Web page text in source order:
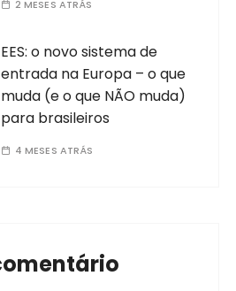
2 MESES ATRÁS
EES: o novo sistema de
entrada na Europa – o que
muda (e o que NÃO muda)
para brasileiros
4 MESES ATRÁS